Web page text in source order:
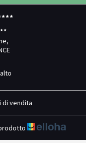
di vendita